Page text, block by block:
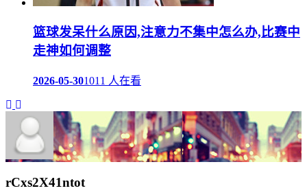
篮球发呆什么原因,注意力不集中怎么办,比赛中
走神如何调整
2026-05-301011 人在看
rCxs2X41ntot